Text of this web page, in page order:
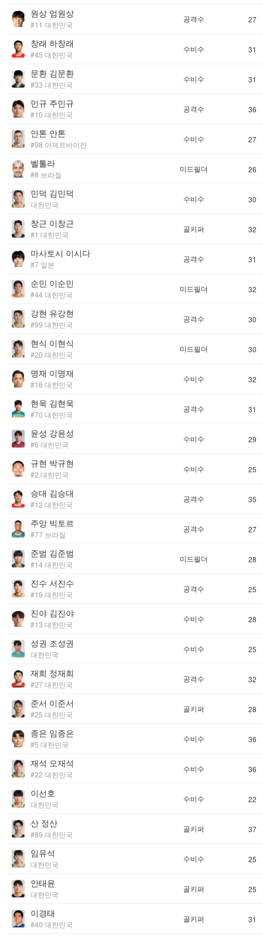
원상 엄원상
#11 대한민국
공격수 27
창래 하창래
#45 대한민국
수비수 31
문환 김문환
#33 대한민국
수비수 31
민규 주민규
#10 대한민국
공격수 36
안톤 안톤
#98 아제르바이잔
수비수 27
벨톨라
#8 브라질
미드필더 26
민덕 김민덕
대한민국
수비수 30
창근 이창근
#1 대한민국
골키퍼 32
마사토시 이시다
#7 일본
공격수 31
순민 이순민
#44 대한민국
미드필더 32
강현 유강현
#99 대한민국
공격수 30
현식 이현식
#20 대한민국
미드필더 30
명재 이명재
#16 대한민국
수비수 32
현욱 김현욱
#70 대한민국
공격수 31
윤성 강윤성
#6 대한민국
수비수 29
규현 박규현
#2 대한민국
수비수 25
승대 김승대
#12 대한민국
공격수 35
주앙 빅토르
#77 브라질
공격수 27
준범 김준범
#14 대한민국
미드필더 28
진수 서진수
#19 대한민국
공격수 25
진야 김진야
#13 대한민국
수비수 28
성권 조성권
대한민국
수비수 25
재희 정재희
#27 대한민국
공격수 32
준서 이준서
#25 대한민국
골키퍼 28
종은 임종은
#5 대한민국
수비수 36
재석 오재석
#22 대한민국
수비수 36
이선호
대한민국
수비수 22
산 정산
#89 대한민국
골키퍼 37
임유석
대한민국
수비수 25
안태윤
대한민국
골키퍼 25
이경태
#40 대한민국
골키퍼 31